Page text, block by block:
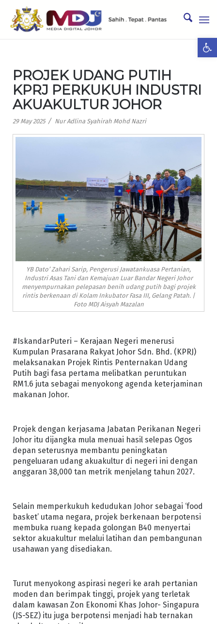
PROJEK UDANG PUTIH
KPRJ PERKUKUH INDUSTRI
AKUAKULTUR JOHOR
29 May 2025 / Nur Adlina Syahirah Mohd Nazri
YB Dato’ Zahari Sarip, Pengerusi Jawatankuasa Pertanian,
Industri Asas Tani dan Kemajuan Luar Bandar Negeri Johor
menyempurnakan pelepasan benih udang putih bagi projek
rintis berkenaan di Kolam Inkubator Fasa III, Gelang Patah. |
Foto MDJ Aisyah Mazalan
#IskandarPuteri – Kerajaan Negeri menerusi
Kumpulan Prasarana Rakyat Johor Sdn. Bhd. (KPRJ)
melaksanakan Projek Rintis Penternakan Udang
Putih bagi fasa pertama melibatkan peruntukan
RM1.6 juta sebagai menyokong agenda keterjaminan
makanan Johor.
Projek dengan kerjasama Jabatan Perikanan Negeri
Johor itu dijangka mula menuai hasil selepas Ogos
depan seterusnya membantu peningkatan
pengeluaran udang akuakultur di negeri ini dengan
anggaran 38,000 tan metrik menjelang tahun 2027.
Selain memperkukuh kedudukan Johor sebagai ‘food
basket’ utama negara, projek berkenaan berpotensi
membuka ruang kepada golongan B40 menyertai
sektor akuakultur melalui latihan dan pembangunan
usahawan yang disediakan.
Turut menyokong aspirasi negeri ke arah pertanian
moden dan berimpak tinggi, projek yang terletak
dalam kawasan Zon Ekonomi Khas Johor- Singapura
(JS-SEZ) itu juga berpotensi menjadi hab ternakan